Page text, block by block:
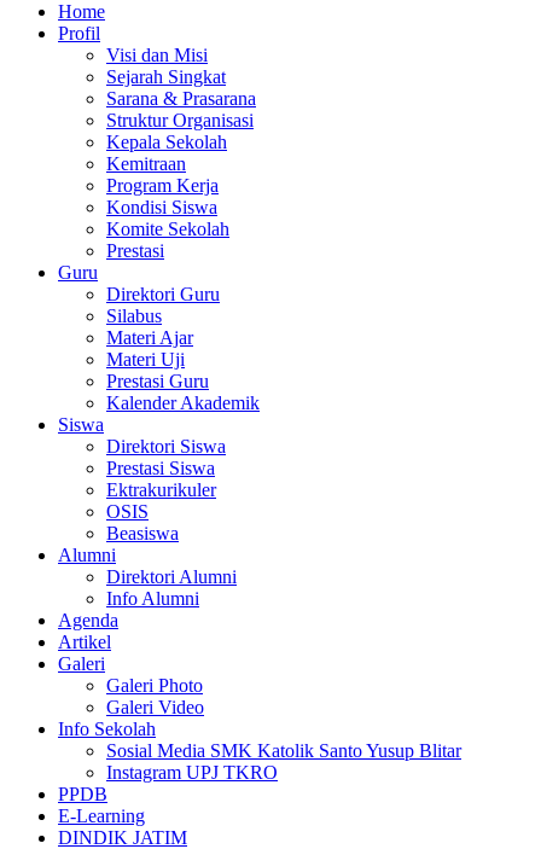
Home
Profil
Visi dan Misi
Sejarah Singkat
Sarana & Prasarana
Struktur Organisasi
Kepala Sekolah
Kemitraan
Program Kerja
Kondisi Siswa
Komite Sekolah
Prestasi
Guru
Direktori Guru
Silabus
Materi Ajar
Materi Uji
Prestasi Guru
Kalender Akademik
Siswa
Direktori Siswa
Prestasi Siswa
Ektrakurikuler
OSIS
Beasiswa
Alumni
Direktori Alumni
Info Alumni
Agenda
Artikel
Galeri
Galeri Photo
Galeri Video
Info Sekolah
Sosial Media SMK Katolik Santo Yusup Blitar
Instagram UPJ TKRO
PPDB
E-Learning
DINDIK JATIM